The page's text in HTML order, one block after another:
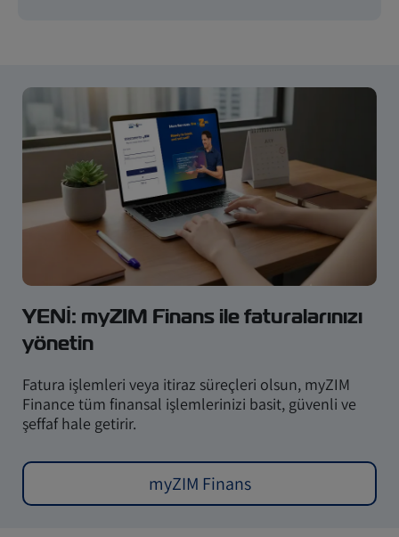
YENİ: myZIM Finans ile faturalarınızı
yönetin
Fatura işlemleri veya itiraz süreçleri olsun, myZIM
Finance tüm finansal işlemlerinizi basit, güvenli ve
şeffaf hale getirir.
myZIM Finans